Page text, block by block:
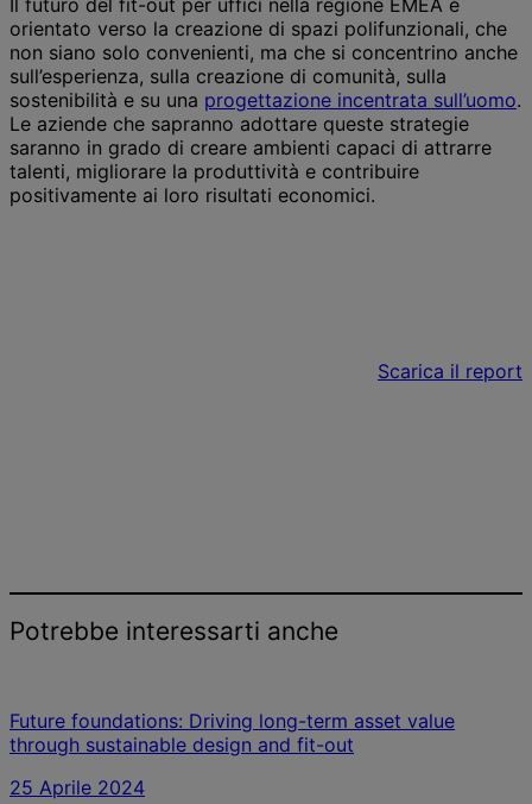
Il futuro del fit-out per uffici nella regione EMEA è
orientato verso la creazione di spazi polifunzionali, che
non siano solo convenienti, ma che si concentrino anche
sull’esperienza, sulla creazione di comunità, sulla
sostenibilità e su una progettazione incentrata sull’uomo.
Le aziende che sapranno adottare queste strategie
saranno in grado di creare ambienti capaci di attrarre
talenti, migliorare la produttività e contribuire
positivamente ai loro risultati economici.
Scarica il report
Potrebbe interessarti anche
Future foundations: Driving long-term asset value
through sustainable design and fit-out
25 Aprile 2024